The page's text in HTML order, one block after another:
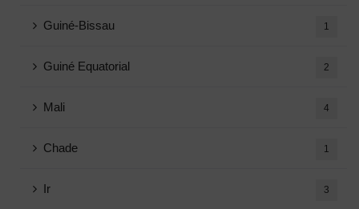
Guiné-Bissau 1
Guiné Equatorial 2
Mali 4
Chade 1
Ir 3